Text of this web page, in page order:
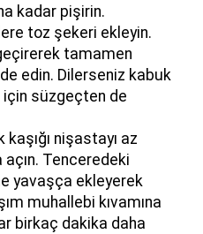
kadar pişirin.
toz şekeri ekleyin.
tamamen
edin. Dilerseniz kabuk
için süzgeçten de
nişastayı az
Tenceredeki
yavaşça ekleyerek
muhallebi kıvamına
birkaç dakika daha